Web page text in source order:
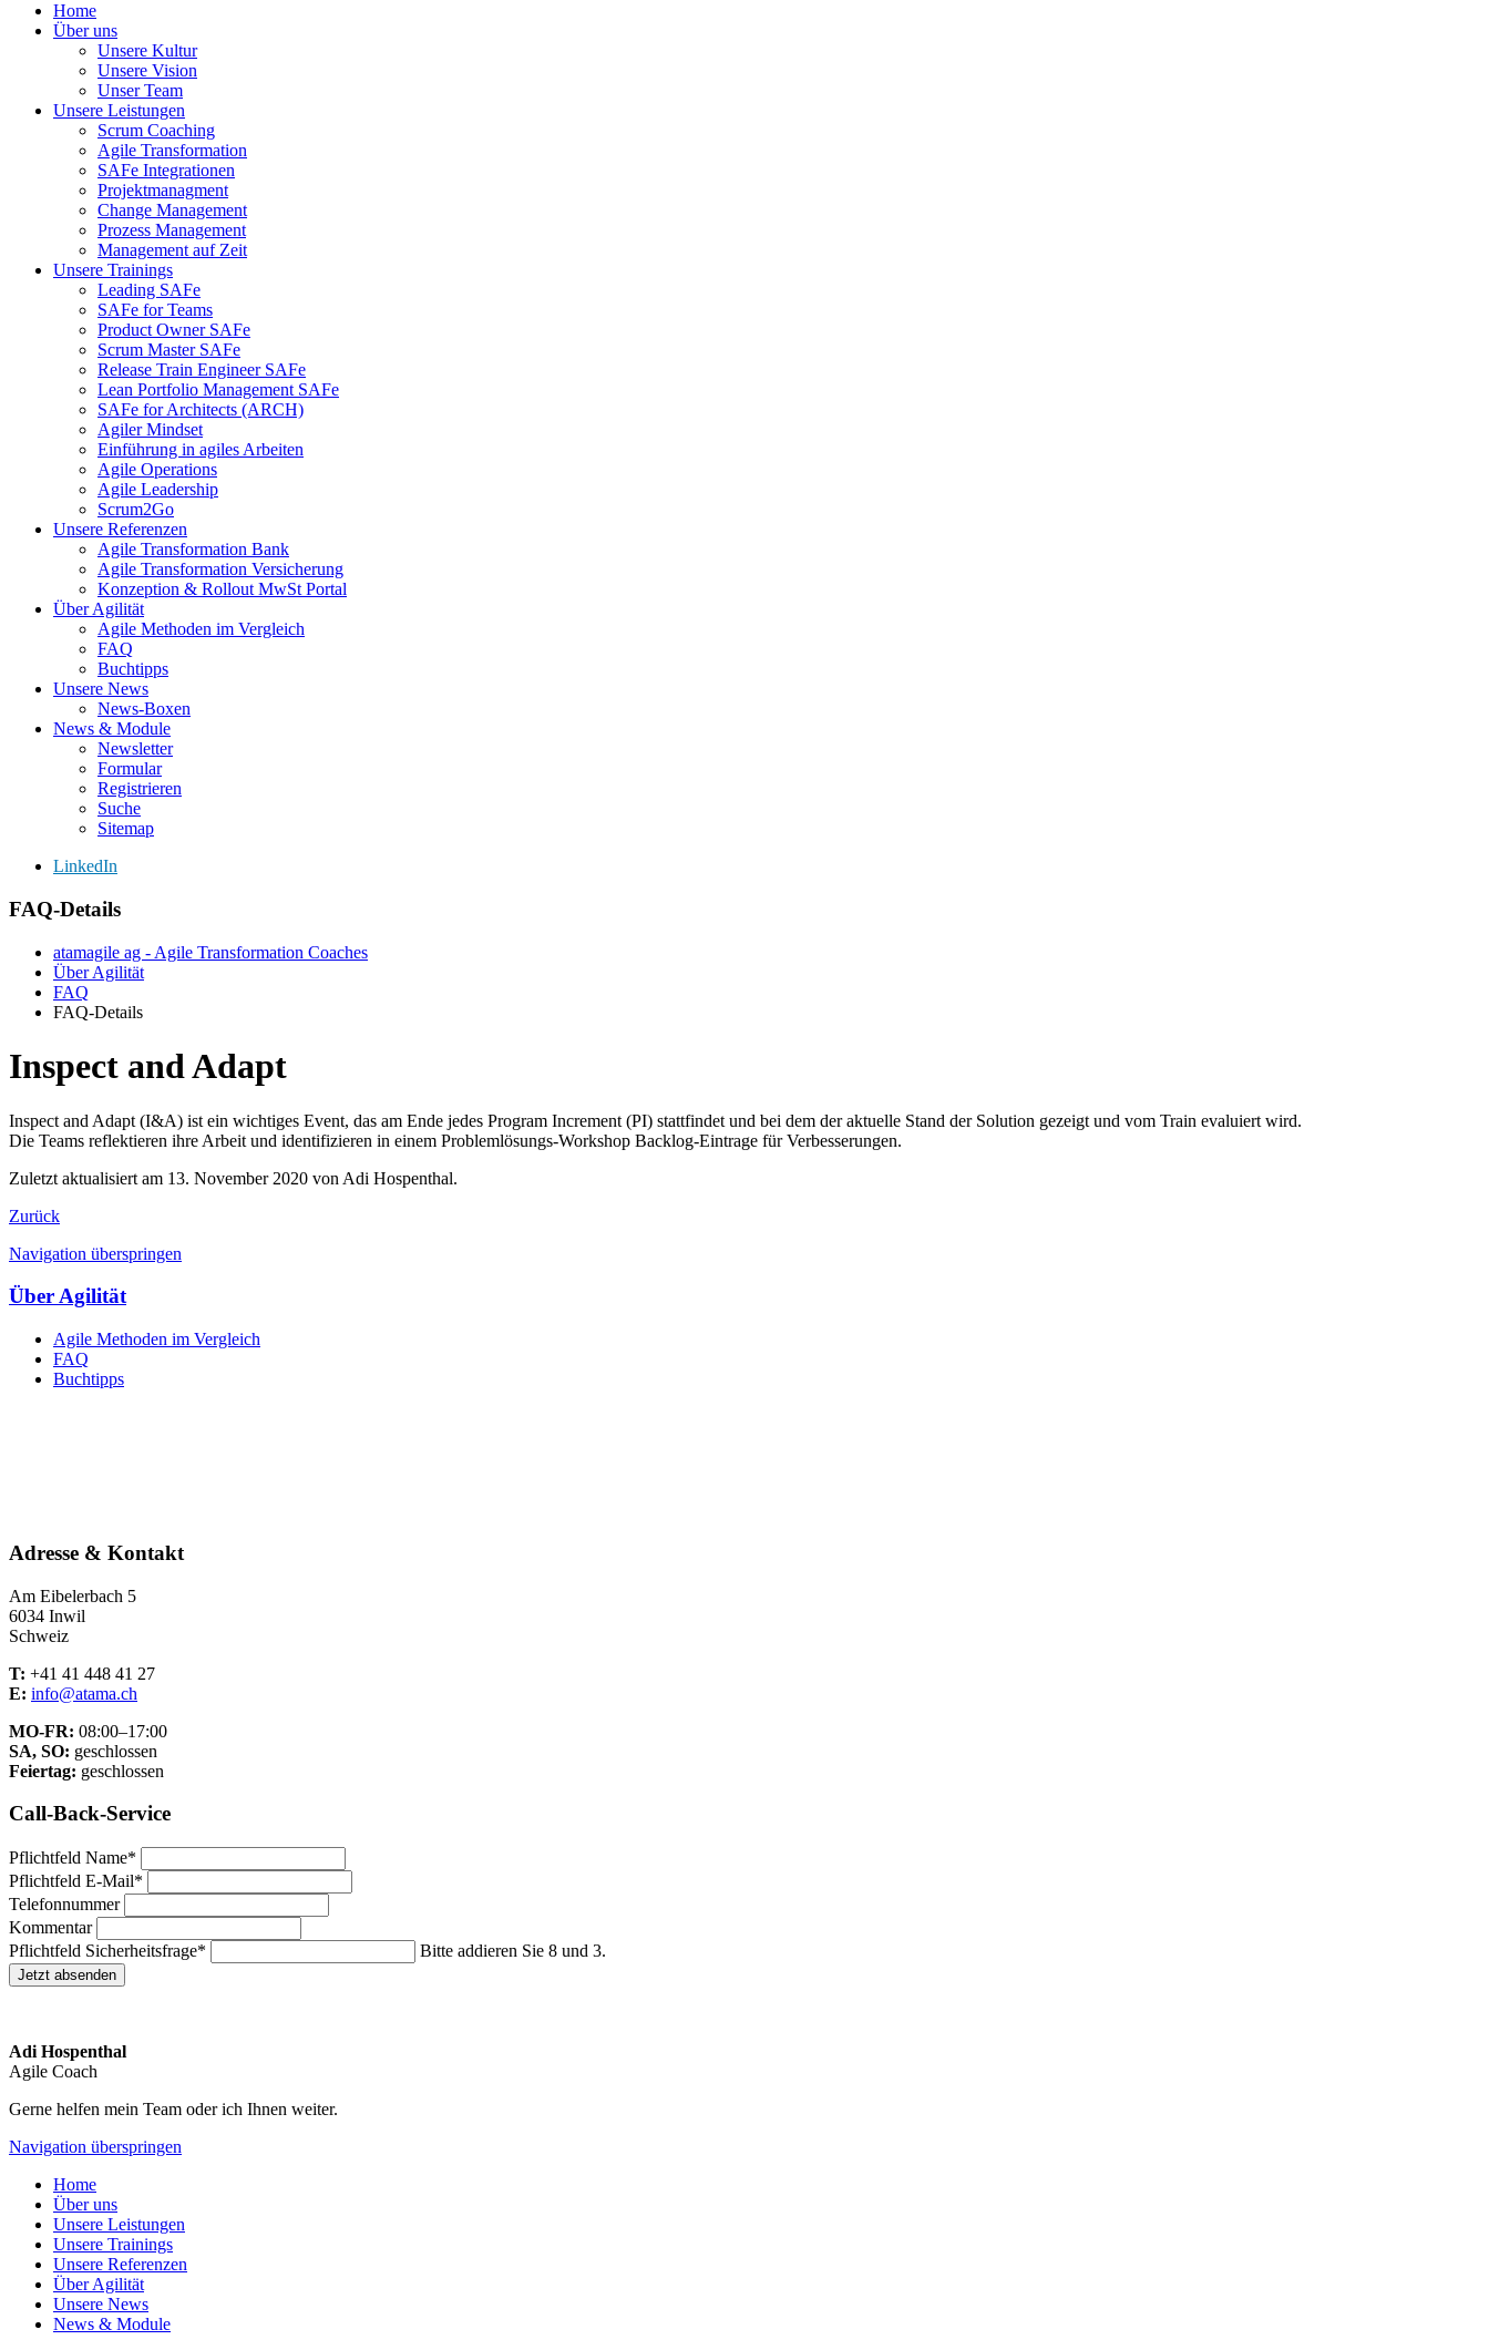
Home
Über uns
Unsere Kultur
Unsere Vision
Unser Team
Unsere Leistungen
Scrum Coaching
Agile Transformation
SAFe Integrationen
Projektmanagment
Change Management
Prozess Management
Management auf Zeit
Unsere Trainings
Leading SAFe
SAFe for Teams
Product Owner SAFe
Scrum Master SAFe
Release Train Engineer SAFe
Lean Portfolio Management SAFe
SAFe for Architects (ARCH)
Agiler Mindset
Einführung in agiles Arbeiten
Agile Operations
Agile Leadership
Scrum2Go
Unsere Referenzen
Agile Transformation Bank
Agile Transformation Versicherung
Konzeption & Rollout MwSt Portal
Über Agilität
Agile Methoden im Vergleich
FAQ
Buchtipps
Unsere News
News-Boxen
News & Module
Newsletter
Formular
Registrieren
Suche
Sitemap
LinkedIn
FAQ-Details
atamagile ag - Agile Transformation Coaches
Über Agilität
FAQ
FAQ-Details
Inspect and Adapt
Inspect and Adapt (I&A) ist ein wichtiges Event, das am Ende jedes Program Increment (PI) stattfindet und bei dem der aktuelle Stand der Solution gezeigt und vom Train evaluiert wird.
Die Teams reflektieren ihre Arbeit und identifizieren in einem Problemlösungs-Workshop Backlog-Eintrage für Verbesserungen.
Zuletzt aktualisiert am 13. November 2020 von Adi Hospenthal.
Zurück
Navigation überspringen
Über Agilität
Agile Methoden im Vergleich
FAQ
Buchtipps
Adresse & Kontakt
Am Eibelerbach 5
6034 Inwil
Schweiz
T: +41 41 448 41 27
E: info@atama.ch
MO-FR: 08:00–17:00
SA, SO: geschlossen
Feiertag: geschlossen
Call-Back-Service
Pflichtfeld Name*
Pflichtfeld E-Mail*
Telefonnummer
Kommentar
Pflichtfeld Sicherheitsfrage* Bitte addieren Sie 8 und 3.
Jetzt absenden
Adi Hospenthal
Agile Coach
Gerne helfen mein Team oder ich Ihnen weiter.
Navigation überspringen
Home
Über uns
Unsere Leistungen
Unsere Trainings
Unsere Referenzen
Über Agilität
Unsere News
News & Module